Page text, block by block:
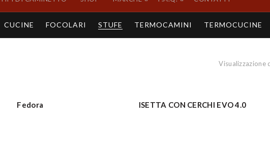
CUCINE FOCOLARI STUFE TERMOCAMINI TERMOCUCINE
Visualizzazione
Fedora ISETTA CON CERCHI EVO 4.0